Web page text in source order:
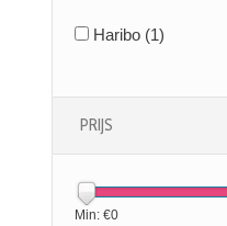
Haribo (1)
PRIJS
Min: €0